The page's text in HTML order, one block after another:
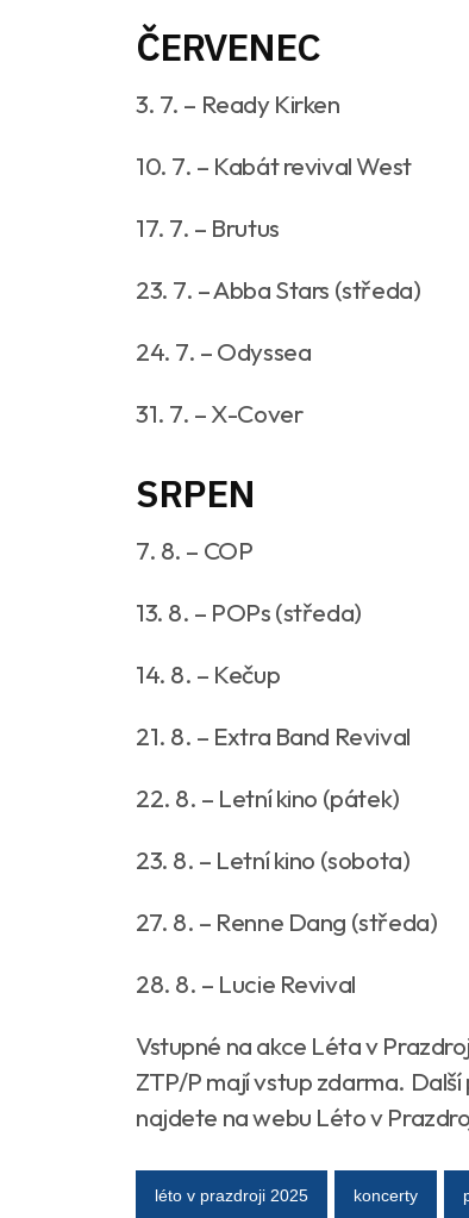
ČERVENEC
3. 7. – Ready Kirken
10. 7. – Kabát revival West
17. 7. – Brutus
23. 7. – Abba Stars (středa)
24. 7. – Odyssea
31. 7. – X-Cover
SRPEN
7. 8. – COP
13. 8. – POPs (středa)
14. 8. – Kečup
21. 8. – Extra Band Revival
22. 8. – Letní kino (pátek)
23. 8. – Letní kino (sobota)
27. 8. – Renne Dang (středa)
28. 8. – Lucie Revival
Vstupné na akce Léta v
ZTP/P mají vstup zdarma.
najdete na webu Léto v
léto v prazdroji 2025 koncerty